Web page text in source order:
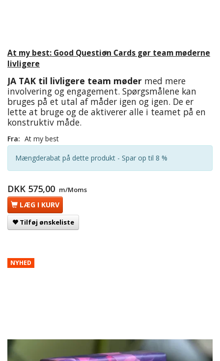
At my best: Good Question Cards gør team møderne
livligere
JA TAK til livligere team møder med mere
involvering og engagement. Spørgsmålene kan
bruges på et utal af måder igen og igen. De er
lette at bruge og de aktiverer alle i teamet på en
konstruktiv måde.
Fra: At my best
Mængderabat på dette produkt - Spar op til 8 %
DKK 575,00 m/Moms
LÆG I KURV
Tilføj ønskeliste
NYHED